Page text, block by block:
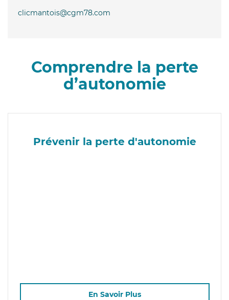
clicmantois@cgm78.com
Comprendre la perte
d’autonomie
Prévenir la perte d'autonomie
En Savoir Plus